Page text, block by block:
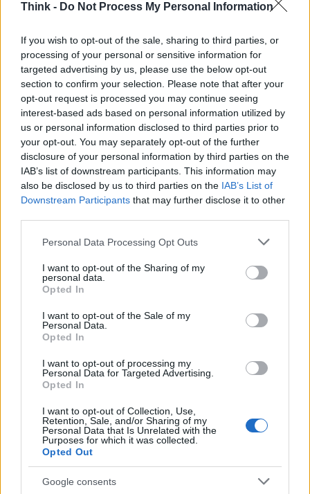
Think - Do Not Process My Personal Information
If you wish to opt-out of the sale, sharing to third parties, or
processing of your personal or sensitive information for
targeted advertising by us, please use the below opt-out
section to confirm your selection. Please note that after your
opt-out request is processed you may continue seeing
interest-based ads based on personal information utilized by
us or personal information disclosed to third parties prior to
your opt-out. You may separately opt-out of the further
disclosure of your personal information by third parties on the
IAB’s list of downstream participants. This information may
also be disclosed by us to third parties on the IAB’s List of
Downstream Participants that may further disclose it to other
Please note that this website/app uses one or more Google
not limited to your visit or usage behaviour. You may click to
grant or deny consent to Google and its third-party tags to
use your data for below specified purposes in below Google
consent section.
Personal Data Processing Opt Outs
I want to opt-out of the Sharing of my
personal data.
Opted In
I want to opt-out of the Sale of my
Personal Data.
Opted In
I want to opt-out of processing my
Personal Data for Targeted Advertising.
Opted In
I want to opt-out of Collection, Use,
Retention, Sale, and/or Sharing of my
Personal Data that Is Unrelated with the
Purposes for which it was collected.
Opted Out
Google consents
In sintesi, il percorso per ottenere laDigital Green
Card
dopo un test negativo è diretto: avere un
esito negativo certificato, attendere l’SMS con il
codicedalsistema TS, collegarsi al sito ufficiale e
inserire le informazioni richieste (ultime otto cifre
della tessera sanitariaedata di scadenza).
Seguendo questi passaggi si ottiene rapidamente
DGC
utile per spostarsi o accedere ai servizi che
la richiedono.
Bianca Magni
Bianca Magni ha trascritto a mano il diario di
di Stato per una serie sul Rinascimento
urbano; è collaboratrice storica che propone
Firenze ed è referente per scambi con
biblioteche storiche cittadine.